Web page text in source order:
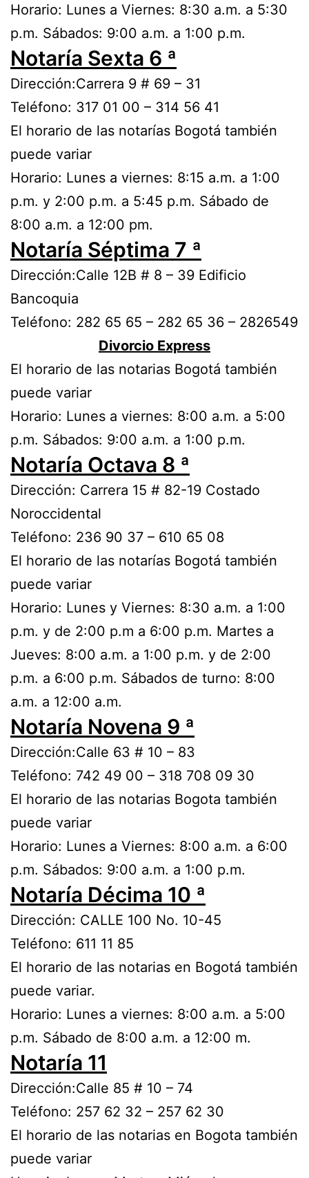
Horario: Lunes a Viernes: 8:30 a.m. a 5:30
p.m. Sábados: 9:00 a.m. a 1:00 p.m.
Notaría Sexta 6 ª
Dirección:Carrera 9 # 69 – 31
Teléfono: 317 01 00 – 314 56 41
El horario de las notarías Bogotá también
puede variar
Horario: Lunes a viernes: 8:15 a.m. a 1:00
p.m. y 2:00 p.m. a 5:45 p.m. Sábado de
8:00 a.m. a 12:00 pm.
Notaría Séptima 7 ª
Dirección:Calle 12B # 8 – 39 Edificio
Bancoquia
Teléfono: 282 65 65 – 282 65 36 – 2826549
Divorcio Express
El horario de las notarias Bogotá también
puede variar
Horario: Lunes a viernes: 8:00 a.m. a 5:00
p.m. Sábados: 9:00 a.m. a 1:00 p.m.
Notaría Octava 8 ª
Dirección: Carrera 15 # 82-19 Costado
Noroccidental
Teléfono: 236 90 37 – 610 65 08
El horario de las notarías Bogotá también
puede variar
Horario: Lunes y Viernes: 8:30 a.m. a 1:00
p.m. y de 2:00 p.m a 6:00 p.m. Martes a
Jueves: 8:00 a.m. a 1:00 p.m. y de 2:00
p.m. a 6:00 p.m. Sábados de turno: 8:00
a.m. a 12:00 a.m.
Notaría Novena 9 ª
Dirección:Calle 63 # 10 – 83
Teléfono: 742 49 00 – 318 708 09 30
El horario de las notarias Bogota también
puede variar
Horario: Lunes a Viernes: 8:00 a.m. a 6:00
p.m. Sábados: 9:00 a.m. a 1:00 p.m.
Notaría Décima 10 ª
Dirección: CALLE 100 No. 10-45
Teléfono: 611 11 85
El horario de las notarias en Bogotá también
puede variar.
Horario: Lunes a viernes: 8:00 a.m. a 5:00
p.m. Sábado de 8:00 a.m. a 12:00 m.
Notaría 11
Dirección:Calle 85 # 10 – 74
Teléfono: 257 62 32 – 257 62 30
El horario de las notarias en Bogota también
puede variar